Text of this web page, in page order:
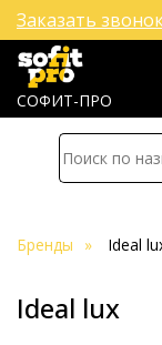
СОФИТ-ПРО
Заказать
Бренды Ideal
Ideal lux